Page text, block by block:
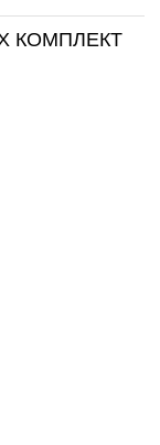
КОМПЛЕКТ